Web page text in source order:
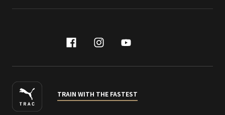
facebook
instagram
youtube
TRAIN WITH THE FASTEST